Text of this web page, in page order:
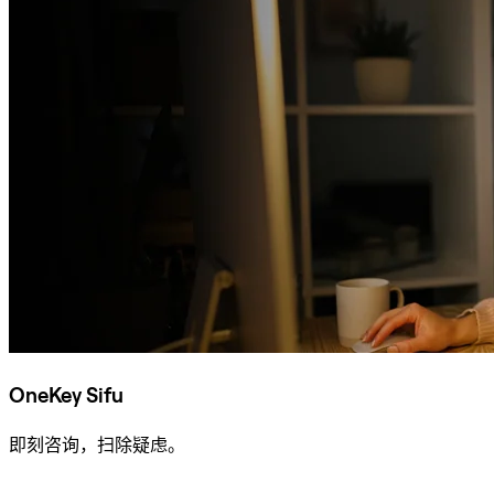
OneKey Sifu
即刻咨询，扫除疑虑。